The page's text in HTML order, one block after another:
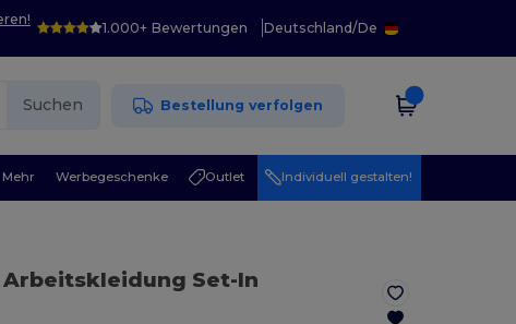
1.000+ Bewertungen Deutschland/De
Suchen Bestellung verfolgen
Mehr Werbegeschenke Outlet Individuell gestalten!
Arbeitskleidung Set-In